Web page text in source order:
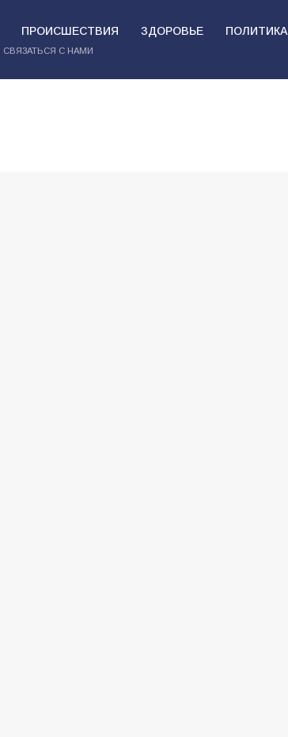
ПРОИСШЕСТВИЯ ЗДОРОВЬЕ ПОЛИТИКА
СВЯЗАТЬСЯ С НАМИ